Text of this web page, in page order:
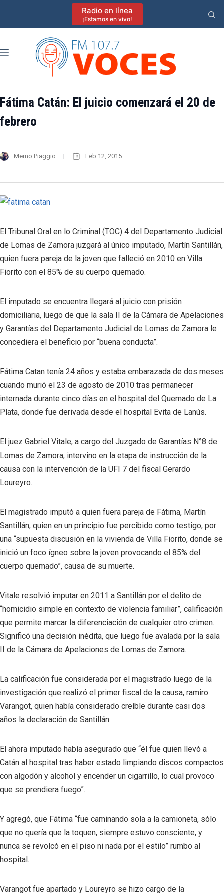
Radio en línea
¡Estamos en vivo!
Fátima Catán: El juicio comenzará el 20 de
febrero
Memo Piaggio Feb 12, 2015
El Tribunal Oral en lo Criminal (TOC) 4 del Departamento Judicial
de Lomas de Zamora juzgará al único imputado, Martín Santillán,
quien fuera pareja de la joven que falleció en 2010 en Villa
Fiorito con el 85% de su cuerpo quemado.
El imputado se encuentra llegará al juicio con prisión
domiciliaria, luego de que la sala II de la Cámara de Apelaciones
y Garantías del Departamento Judicial de Lomas de Zamora le
concediera el beneficio por “buena conducta”.
Fátima Catan tenía 24 años y estaba embarazada de dos meses
cuando murió el 23 de agosto de 2010 tras permanecer
internada durante cinco días en el hospital del Quemado de La
Plata, donde fue derivada desde el hospital Evita de Lanús.
El juez Gabriel Vitale, a cargo del Juzgado de Garantías N°8 de
Lomas de Zamora, intervino en la etapa de instrucción de la
causa con la intervención de la UFI 7 del fiscal Gerardo
Loureyro.
El magistrado imputó a quien fuera pareja de Fátima, Martín
Santillán, quien en un principio fue percibido como testigo, por
una “supuesta discusión en la vivienda de Villa Fiorito, donde se
inició un foco ígneo sobre la joven provocando el 85% del
cuerpo quemado”, causa de su muerte.
Vitale resolvió imputar en 2011 a Santillán por el delito de
“homicidio simple en contexto de violencia familiar”, calificación
que permite marcar la diferenciación de cualquier otro crimen.
Significó una decisión inédita, que luego fue avalada por la sala
II de la Cámara de Apelaciones de Lomas de Zamora.
La calificación fue considerada por el magistrado luego de la
investigación que realizó el primer fiscal de la causa, ramiro
Varangot, quien había considerado creíble durante casi dos
años la declaración de Santillán.
El ahora imputado había asegurado que “él fue quien llevó a
Catán al hospital tras haber estado limpiando discos compactos
con algodón y alcohol y encender un cigarrillo, lo cual provoco
que se prendiera fuego”.
Y agregó, que Fátima “fue caminando sola a la camioneta, sólo
que no quería que la toquen, siempre estuvo consciente, y
nunca se revolcó en el piso ni nada por el estilo” rumbo al
hospital.
Varangot fue apartado y Loureyro se hizo cargo de la